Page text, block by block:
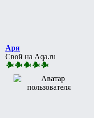
Аря
Свой на Aqa.ru